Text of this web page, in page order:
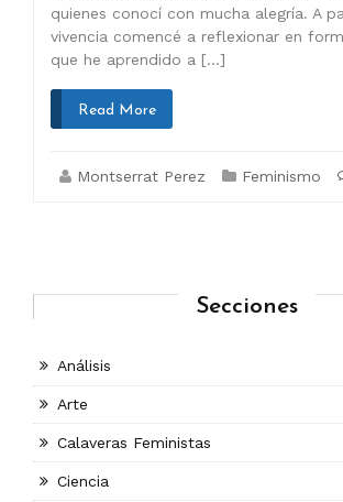
quienes conocí con mucha alegría. A
vivencia comencé a reflexionar en
que he aprendido a […]
Read More
Montserrat Perez Feminismo
Secciones
Análisis
Arte
Calaveras Feministas
Ciencia